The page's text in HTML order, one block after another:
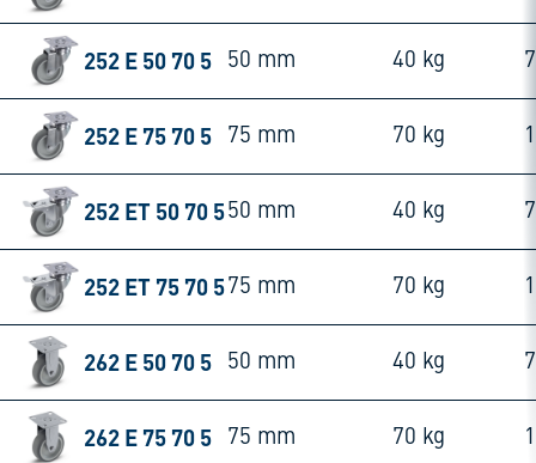
252 E 50 70 5 50 mm 40 kg
252 E 75 70 5 75 mm 70 kg
252 ET 50 70 550 mm 40 kg
252 ET 75 70 575 mm 70 kg
262 E 50 70 5 50 mm 40 kg
262 E 75 70 5 75 mm 70 kg